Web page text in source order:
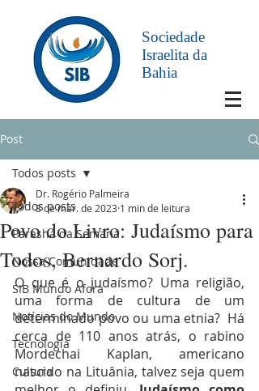
Sociedade
Israelita da
Bahia
Post
Todos posts
Parashá da Semana
Nossa Comunidade
SIB Mundo Afora
Notícias do Mundo
Tecnologia
Cultura
Todos posts
Povo do Livro: Judaísmo para
Todos, Bernardo Sorj.
Dr. Rogério Palmeira
8 de mar. de 2023 1 min de leitura
O que é o judaísmo? Uma religião,
uma forma de cultura de um
determinado povo ou uma etnia?  Há
cerca de 110 anos atrás, o rabino
Mordechai Kaplan, americano
nascido na Lituânia, talvez seja quem